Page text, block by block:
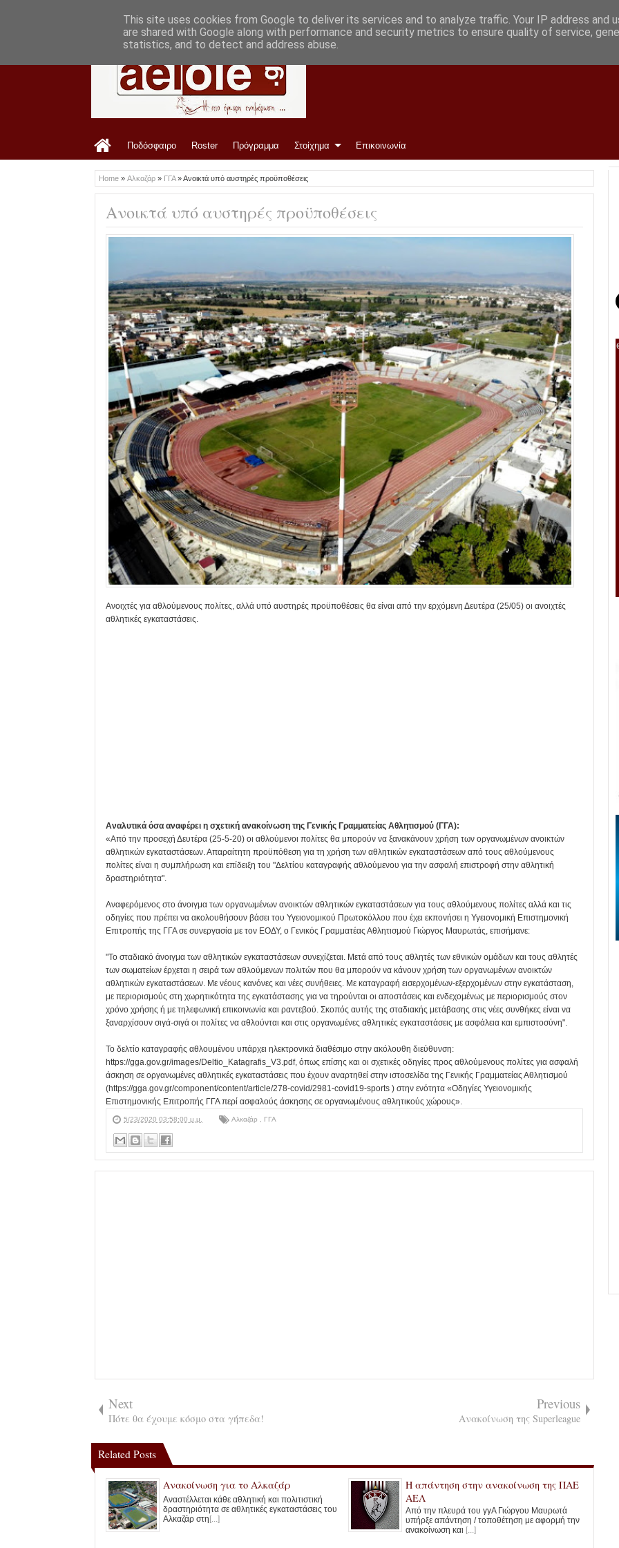
Ποδόσφαιρο Roster Πρόγραμμα Στοίχημα Επικοινωνία
Home » Αλκαζάρ » ΓΓΑ»Ανοικτά υπό αυστηρές προϋποθέσεις
Ανοικτά υπό αυστηρές προϋποθέσεις
Ανοιχτές για αθλούμενους πολίτες, αλλά υπό αυστηρές προϋποθέσεις θα είναι από την ερχόμενη Δευτέρα (25/05) οι ανοιχτές
αθλητικές εγκαταστάσεις.
Αναλυτικά όσα αναφέρει η σχετική ανακοίνωση της Γενικής Γραμματείας Αθλητισμού (ΓΓΑ):
«Από την προσεχή Δευτέρα (25-5-20) οι αθλούμενοι πολίτες θα μπορούν να ξανακάνουν χρήση των οργανωμένων ανοικτών
αθλητικών εγκαταστάσεων. Απαραίτητη προϋπόθεση για τη χρήση των αθλητικών εγκαταστάσεων από τους αθλούμενους
πολίτες είναι η συμπλήρωση και επίδειξη του "Δελτίου καταγραφής αθλούμενου για την ασφαλή επιστροφή στην αθλητική
δραστηριότητα".
Αναφερόμενος στο άνοιγμα των οργανωμένων ανοικτών αθλητικών εγκαταστάσεων για τους αθλούμενους πολίτες αλλά και τις
οδηγίες που πρέπει να ακολουθήσουν βάσει του Υγειονομικού Πρωτοκόλλου που έχει εκπονήσει η Υγειονομική Επιστημονική
Επιτροπής της ΓΓΑ σε συνεργασία με τον ΕΟΔΥ, ο Γενικός Γραμματέας Αθλητισμού Γιώργος Μαυρωτάς, επισήμανε:
"Το σταδιακό άνοιγμα των αθλητικών εγκαταστάσεων συνεχίζεται. Μετά από τους αθλητές των εθνικών ομάδων και τους αθλητές
των σωματείων έρχεται η σειρά των αθλούμενων πολιτών που θα μπορούν να κάνουν χρήση των οργανωμένων ανοικτών
αθλητικών εγκαταστάσεων. Με νέους κανόνες και νέες συνήθειες. Με καταγραφή εισερχομένων-εξερχομένων στην εγκατάσταση,
με περιορισμούς στη χωρητικότητα της εγκατάστασης για να τηρούνται οι αποστάσεις και ενδεχομένως με περιορισμούς στον
χρόνο χρήσης ή με τηλεφωνική επικοινωνία και ραντεβού. Σκοπός αυτής της σταδιακής μετάβασης στις νέες συνθήκες είναι να
ξαναρχίσουν σιγά-σιγά οι πολίτες να αθλούνται και στις οργανωμένες αθλητικές εγκαταστάσεις με ασφάλεια και εμπιστοσύνη".
Το δελτίο καταγραφής αθλουμένου υπάρχει ηλεκτρονικά διαθέσιμο στην ακόλουθη διεύθυνση:
https://gga.gov.gr/images/Deltio_Katagrafis_V3.pdf, όπως επίσης και οι σχετικές οδηγίες προς αθλούμενους πολίτες για ασφαλή
άσκηση σε οργανωμένες αθλητικές εγκαταστάσεις που έχουν αναρτηθεί στην ιστοσελίδα της Γενικής Γραμματείας Αθλητισμού
(https://gga.gov.gr/component/content/article/278-covid/2981-covid19-sports ) στην ενότητα «Οδηγίες Υγειονομικής
Επιστημονικής Επιτροπής ΓΓΑ περί ασφαλούς άσκησης σε οργανωμένους αθλητικούς χώρους».
5/23/2020 03:58:00 μ.μ. Αλκαζάρ ΓΓΑ
Next
Πότε θα έχουμε κόσμο στα γήπεδα!
Previous
Ανακοίνωση της Superleague
Related Posts
Ανακοίνωση για το Αλκαζάρ
Αναστέλλεται κάθε αθλητική και πολιτιστική
δραστηριότητα σε αθλητικές εγκαταστάσεις του
Αλκαζάρ στη[...]
Η απάντηση στην ανακοίνωση της ΠΑΕ
ΑΕΛ
Από την πλευρά του γγΑ Γιώργου Μαυρωτά
υπήρξε απάντηση / τοποθέτηση με αφορμή την
ανακοίνωση και [...]
This site uses cookies from Google to deliver its services and to analyze traffic. Your IP address and
are shared with Google along with performance and security metrics to ensure quality of service,
statistics, and to detect and address abuse.